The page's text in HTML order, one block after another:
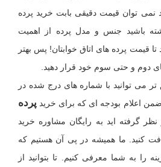
نمی توان قیمت دقیقی بابت خرید پرده
باشید جنس و مدل پرده از اهمیت
قیمت پرده های اتاق خوابتان! پس بهتر
دوم و حتی سوم خود قرار دهید.
می توانید با شماره های درج شده در
اعلام بودجه ای که برای خرید پرده
نظر گرفته اید به رایگان مشاوره خرید
کنید. ما همیشه در پی آن هستیم که
را به شما معرفی کنیم. تا بتوانید از